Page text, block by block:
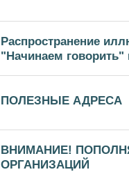
Распространение
"Начинаем
ПОЛЕЗНЫЕ АДРЕСА
ВНИМАНИЕ!
ОРГАНИЗАЦИЙ